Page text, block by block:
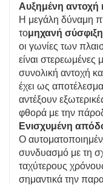
Αυξημένη αντοχή
Η μεγάλη δύναμη
τομηχανή
οι γωνίες των
είναι στερεωμένες
συνολική αντοχή
έχει ως
αντέξουν
φθορά με την
Ενισχυμένη
Ο
συνδυασμό με τη
ταχύτερους
σημαντικά την